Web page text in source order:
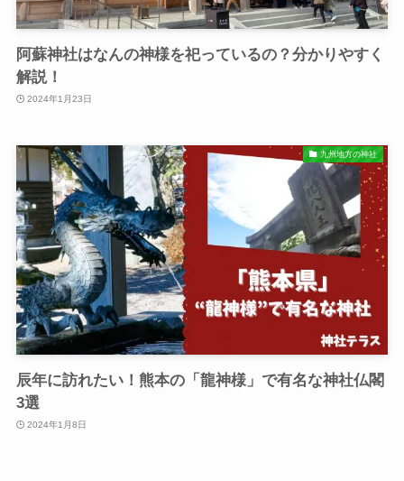
阿蘇神社はなんの神様を祀っているの？分かりやすく
解説！
2024年1月23日
九州地方の神社
辰年に訪れたい！熊本の「龍神様」で有名な神社仏閣
3選
2024年1月8日